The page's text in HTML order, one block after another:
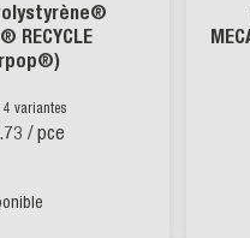
RECYCLE
4 variantes
/ pce